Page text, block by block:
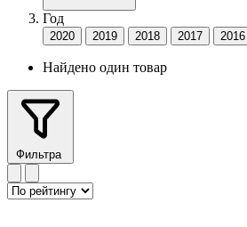
Год
2020 2019 2018 2017 2016
Найдено один товар
Фильтра